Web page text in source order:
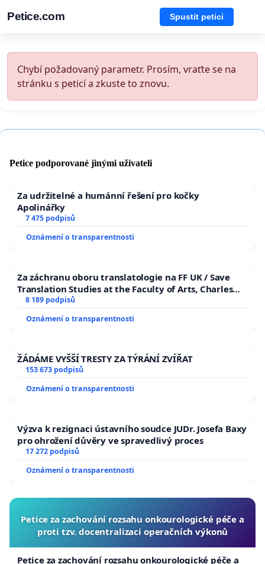
Petice.com Spustit petici
Chybí požadovaný parametr. Prosím, vraťte se na
stránku s peticí a zkuste to znovu.
Petice podporované jinými uživateli
Za udržitelné a humánní řešení pro kočky
Apolinářky
7 475 podpisů
Oznámení o transparentnosti
Za záchranu oboru translatologie na FF UK / Save
Translation Studies at the Faculty of Arts, Charles
University
8 189 podpisů
Oznámení o transparentnosti
ŽÁDÁME VYŠŠÍ TRESTY ZA TÝRÁNÍ ZVÍŘAT
153 673 podpisů
Oznámení o transparentnosti
Výzva k rezignaci ústavního soudce JUDr. Josefa Baxy
pro ohrožení důvěry ve spravedlivý proces
17 272 podpisů
Oznámení o transparentnosti
Petice za zachování rozsahu onkourologické péče a
proti tzv. docentralizaci operačních výkonů
Petice za zachování rozsahu onkourologické péče a